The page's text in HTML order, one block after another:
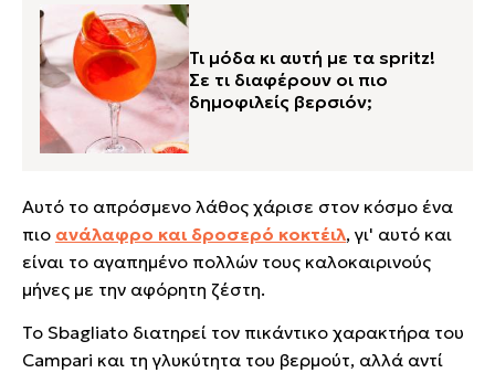
Τι μόδα κι αυτή με τα spritz!
Σε τι διαφέρουν οι πιο
δημοφιλείς βερσιόν;
Αυτό το απρόσμενο λάθος χάρισε στον κόσμο ένα
πιο ανάλαφρο και δροσερό κοκτέιλ, γι' αυτό και
είναι το αγαπημένο πολλών τους καλοκαιρινούς
μήνες με την αφόρητη ζέστη.
Το Sbagliato διατηρεί τον πικάντικο χαρακτήρα του
Campari και τη γλυκύτητα του βερμούτ, αλλά αντί